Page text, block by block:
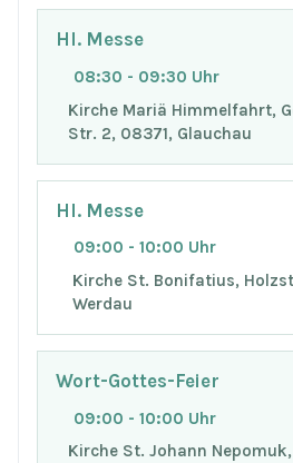
Hl. Messe
08:30 - 09:30 Uhr
Kirche Mariä Himmelfahrt,
Str. 2, 08371, Glauchau
Hl. Messe
09:00 - 10:00 Uhr
Kirche St. Bonifatius,
Werdau
Wort-Gottes-Feier
09:00 - 10:00 Uhr
Kirche St. Johann Nepomuk,